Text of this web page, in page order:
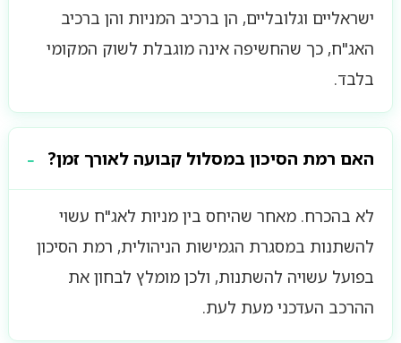
ישראליים וגלובליים, הן ברכיב המניות והן ברכיב
האג"ח, כך שהחשיפה אינה מוגבלת לשוק המקומי
בלבד.
האם רמת הסיכון במסלול קבועה לאורך זמן?
לא בהכרח. מאחר שהיחס בין מניות לאג"ח עשוי
להשתנות במסגרת הגמישות הניהולית, רמת הסיכון
בפועל עשויה להשתנות, ולכן מומלץ לבחון את
ההרכב העדכני מעת לעת.